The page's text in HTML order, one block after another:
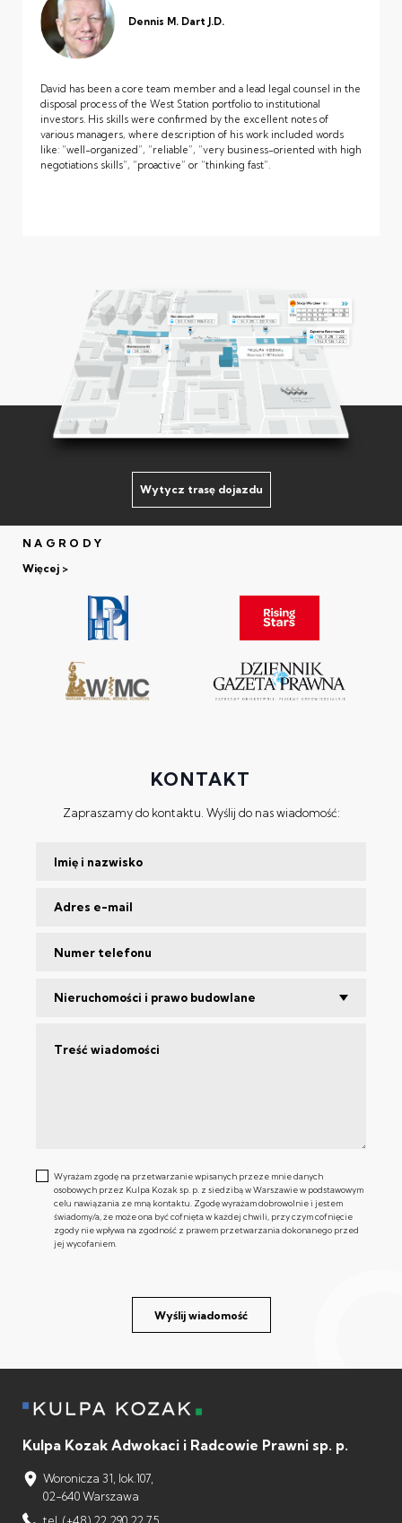
Dennis M. Dart J.D.
David has been a core team member and a lead legal counsel in the
disposal process of the West Station portfolio to institutional
investors. His skills were confirmed by the excellent notes of
various managers, where description of his work included words
like: “well-organized”, “reliable”, “very business-oriented with high
negotiations skills”, “proactive” or “thinking fast”.
Wytycz trasę dojazdu
NAGRODY
Więcej
KONTAKT
Zapraszamy do kontaktu. Wyślij do nas wiadomość:
Nieruchomości i prawo budowlane
Wyrażam zgodę na przetwarzanie wpisanych przeze mnie danych
osobowych przez Kulpa Kozak sp. p. z siedzibą w Warszawie w podstawowym
celu nawiązania ze mną kontaktu. Zgodę wyrażam dobrowolnie i jestem
świadomy/a, że może ona być cofnięta w każdej chwili, przy czym cofnięcie
zgody nie wpływa na zgodność z prawem przetwarzania dokonanego przed
jej wycofaniem.
Wyślij wiadomość
Kulpa Kozak Adwokaci i Radcowie Prawni sp. p.
Woronicza 31, lok.107,
02-640 Warszawa